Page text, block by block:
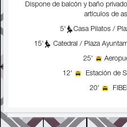
Dispone de balcón y baño
artículos de
5' Casa Pilatos /
15' Catedral / Plaza
25'
12' Estación de
20'